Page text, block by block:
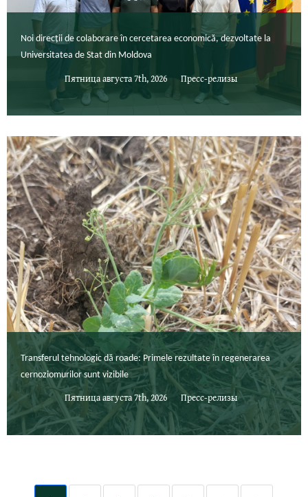
Noi direcții de colaborare în cercetarea economică, dezvoltate la
Universitatea de Stat din Moldova
Пятница августа 7th, 2026 Пресс-релизы
Transferul tehnologic dă roade: Primele rezultate în regenerarea
cernoziomurilor sunt vizibile
Пятница августа 7th, 2026 Пресс-релизы